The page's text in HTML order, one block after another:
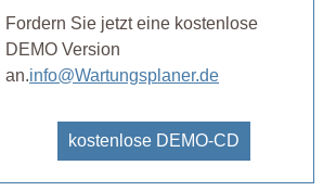
Fordern Sie jetzt eine kostenlose
DEMO Version
an.info@Wartungsplaner.de
kostenlose DEMO-CD